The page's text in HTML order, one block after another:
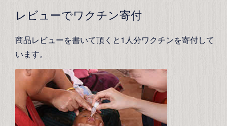
レビューでワクチン寄付
商品レビューを書いて頂くと1人分ワクチンを寄付して
います。